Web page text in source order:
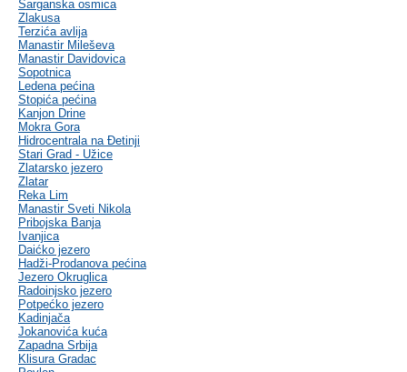
Šarganska osmica
Zlakusa
Terzića avlija
Manastir Mileševa
Manastir Davidovica
Sopotnica
Ledena pećina
Stopića pećina
Kanjon Drine
Mokra Gora
Hidrocentrala na Đetinji
Stari Grad - Užice
Zlatarsko jezero
Zlatar
Reka Lim
Manastir Sveti Nikola
Pribojska Banja
Ivanjica
Daićko jezero
Hadži-Prodanova pećina
Jezero Okruglica
Radoinjsko jezero
Potpećko jezero
Kadinjača
Jokanovića kuća
Zapadna Srbija
Klisura Gradac